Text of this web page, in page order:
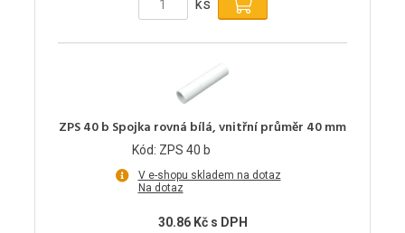
ks
ZPS 40 b Spojka rovná bílá, vnitřní průměr 40 mm
Kód: ZPS 40 b
V e-shopu skladem na dotaz
Na dotaz
30.86 Kč s DPH